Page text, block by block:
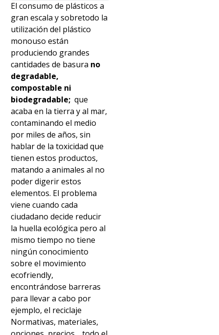
El consumo de plásticos a
gran escala y sobretodo la
utilización del plástico
monouso están
produciendo grandes
cantidades de basura no
degradable,
compostable ni
biodegradable; que
acaba en la tierra y al mar,
contaminando el medio
por miles de años, sin
hablar de la toxicidad que
tienen estos productos,
matando a animales al no
poder digerir estos
elementos. El problema
viene cuando cada
ciudadano decide reducir
la huella ecológica pero al
mismo tiempo no tiene
ningún conocimiento
sobre el movimiento
ecofriendly,
encontrándose barreras
para llevar a cabo por
ejemplo, el reciclaje
Normativas, materiales,